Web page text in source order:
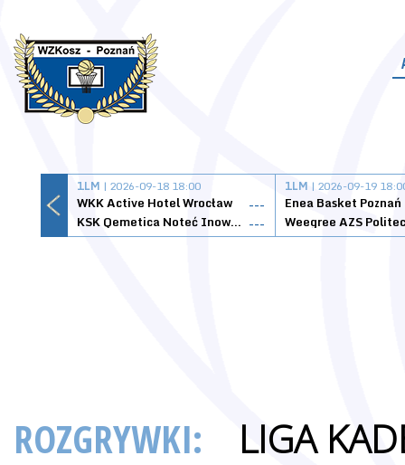
1LM | 2026-09-18 18:00
WKK Active Hotel Wrocław
---
KSK Qemetica Noteć Inowrocław ---
1LM | 2026-09-19
Enea Basket Poznań
ROZGRYWKI: LIGA